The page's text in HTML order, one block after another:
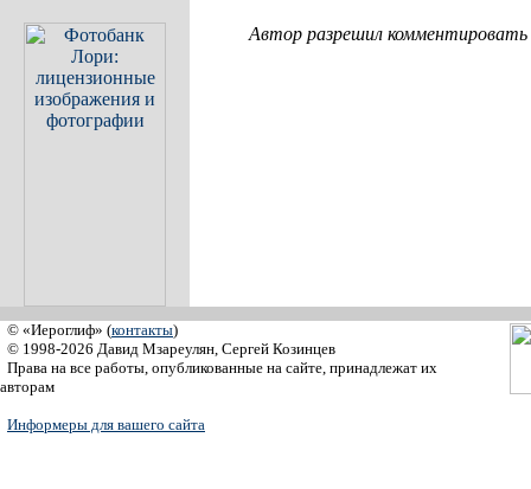
Автор разрешил
© «Иероглиф» (контакты)
© 1998-2026 Давид Мзареулян, Сергей Козинцев
Права на все работы, опубликованные на сайте, принадлежат их
авторам
Информеры для вашего сайта